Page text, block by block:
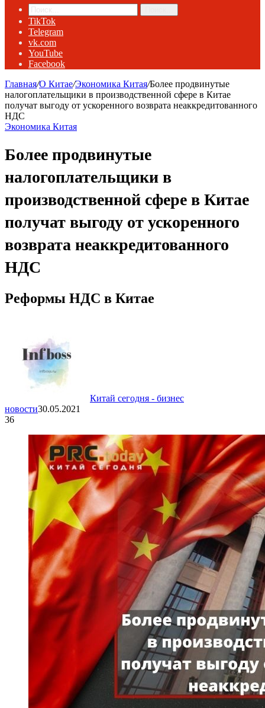
TikTok
Telegram
vk.com
YouTube
Facebook
Главная/О Китае/Экономика Китая/Более продвинутые
налогоплательщики в производственной сфере в Китае
получат выгоду от ускоренного возврата неаккредитованного
НДС
Экономика Китая
Более продвинутые
налогоплательщики в
производственной сфере в Китае
получат выгоду от ускоренного
возврата неаккредитованного
НДС
Реформы НДС в Китае
Китай сегодня - бизнес
новости30.05.2021
36